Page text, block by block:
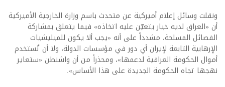
ونقلت وسائل إعلام أميركية عن متحدث باسم وزارة الخارجية الأميركية
أن «العراق لديه خيار يتعيّن عليه اتخاذه» فيما يتعلق بمشاركة
الفصائل المسلحة، مشدداً على أنه «يجب ألا يكون للميليشيات
الإرهابية التابعة لإيران أي دور في مؤسسات الدولة، ولا أن تُستخدم
أموال الحكومة العراقية لدعمها»، ومحذراً من أن واشنطن «ستعاير
نهجها تجاه الحكومة الجديدة على هذا الأساس».